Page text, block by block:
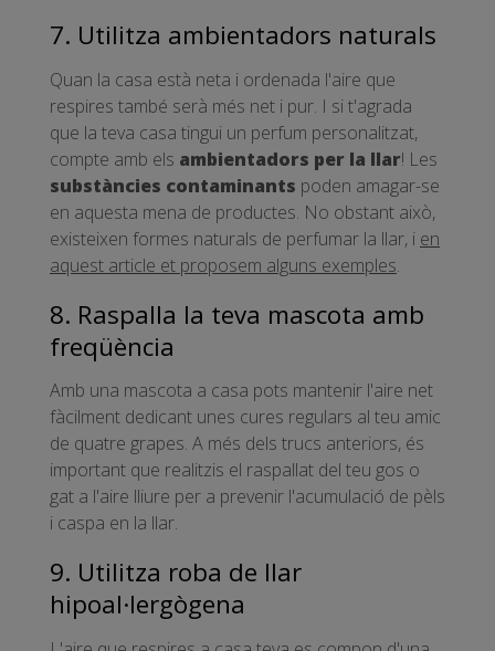
7. Utilitza ambientadors naturals
Quan la casa està neta i ordenada l'aire que
respires també serà més net i pur. I si t'agrada
que la teva casa tingui un perfum personalitzat,
compte amb els ambientadors per la llar! Les
substàncies contaminants poden amagar-se
en aquesta mena de productes. No obstant això,
existeixen formes naturals de perfumar la llar, i en
aquest article et proposem alguns exemples.
8. Raspalla la teva mascota amb
freqüència
Amb una mascota a casa pots mantenir l'aire net
fàcilment dedicant unes cures regulars al teu amic
de quatre grapes. A més dels trucs anteriors, és
important que realitzis el raspallat del teu gos o
gat a l'aire lliure per a prevenir l'acumulació de pèls
i caspa en la llar.
9. Utilitza roba de llar
hipoal·lergògena